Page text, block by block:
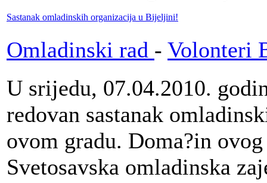
Sastanak omladinskih organizacija u Bijeljini!
Omladinski rad - Volonteri
U srijedu, 07.04.2010.
redovan sastanak
ovom gradu. Doma?in
Svetosavska omladinska